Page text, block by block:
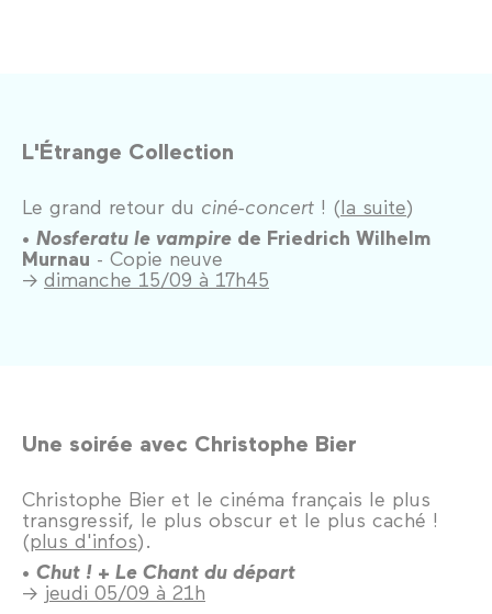
L'Étrange Collection
Le grand retour du ciné-concert ! (la suite)
• Nosferatu le vampire de Friedrich Wilhelm
Murnau - Copie neuve
→ dimanche 15/09 à 17h45
Une soirée avec Christophe Bier
Christophe Bier et le cinéma français le plus
transgressif, le plus obscur et le plus caché !
(plus d'infos).
• Chut ! + Le Chant du départ
→ jeudi 05/09 à 21h